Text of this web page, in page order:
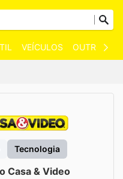
VEÍCULOS OUTROS
Tecnologia
Casa & Video